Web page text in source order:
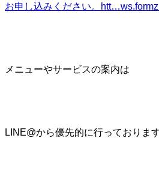
お申し込みください。htt…
メニューやサービスの案内は
LINE@から優先的に行っておりま